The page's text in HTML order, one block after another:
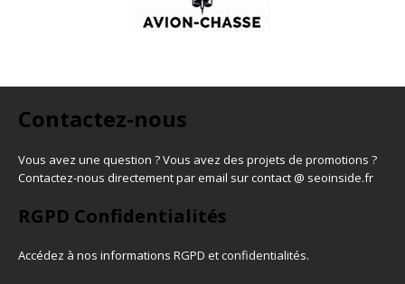
Contactez-nous
Vous avez une question ? Vous avez des projets de promotions ?
Contactez-nous directement par email sur contact @ seoinside.fr
RGPD Confidentialités
Accédez à nos informations RGPD et confidentialités.